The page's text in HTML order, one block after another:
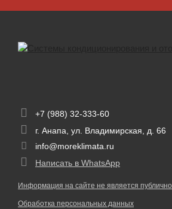
+7 (988) 32-333-60
г. Анапа, ул. Владимирская, д. 66
info@moreklimata.ru
Написать в WhatsApp
Информация на сайте не является
Обработка персональных данных